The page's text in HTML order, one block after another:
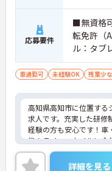
時間やご家族との時間
れます
【特別報酬制度で日々の
・業績や評価に応じた特
るため、日々の努力が還
れます
【自分らしいスタイルで
です】
・髪色や髪型、ネイルな
ため、個性を大切にしな
・社員一人ひとりの価値
で、無理なくご自身らし
きます
応募要件
■無資格
転免許（
ル：タブ
り
車通勤可 未経験OK 残業少
高知県高知市に位置する
求人です。充実した研修
経験の方も安心です！車
能！ライフスタイルに合
ます。ご興味のある方に
さらに詳細をお話ししま
詳細を見る